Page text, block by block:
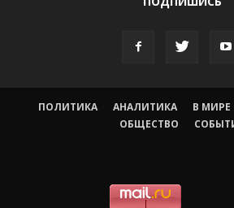
ПОЛИТИКА АНАЛИТИКА В МИРЕ
ОБЩЕСТВО